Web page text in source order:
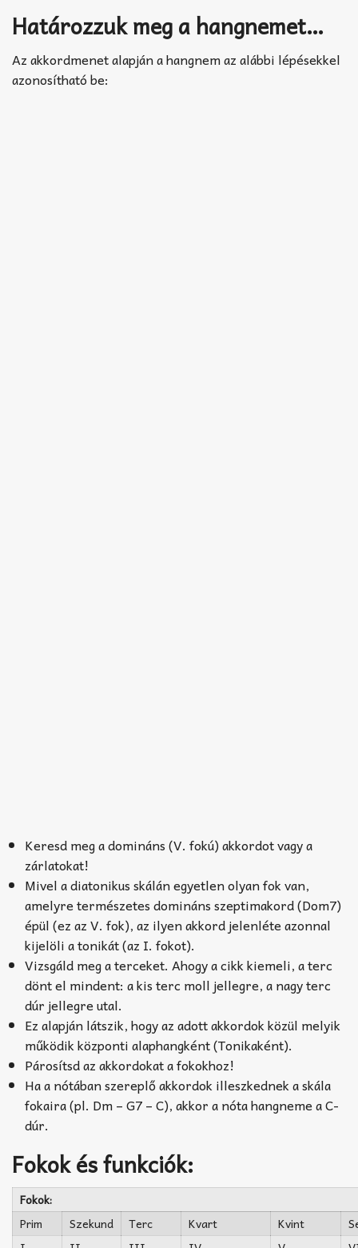
TABok
Improvizáció
Határozzuk meg a hangnemet…
Az akkordmenet alapján a hangnem az alábbi lépésekkel
azonosítható be:
Keresd meg a domináns (V. fokú) akkordot vagy a
zárlatokat!
Mivel a diatonikus skálán egyetlen olyan fok van,
amelyre természetes domináns szeptimakord (Dom7)
épül (ez az V. fok), az ilyen akkord jelenléte azonnal
kijelöli a tonikát (az I. fokot).
Vizsgáld meg a terceket. Ahogy a cikk kiemeli, a terc
dönt el mindent: a kis terc moll jellegre, a nagy terc
dúr jellegre utal.
Ez alapján látszik, hogy az adott akkordok közül melyik
működik központi alaphangként (Tonikaként).
Párosítsd az akkordokat a fokokhoz!
Ha a nótában szereplő akkordok illeszkednek a skála
fokaira (pl. Dm – G7 – C), akkor a nóta hangneme a C-
dúr.
Fokok és funkciók:
Fokok:
Prim
Szekund Terc Kvart Kvint